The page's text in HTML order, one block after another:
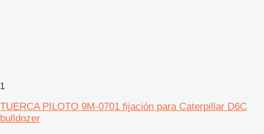
1
TUERCA PILOTO 9M-0701 fijación para Caterpillar D6C
bulldozer